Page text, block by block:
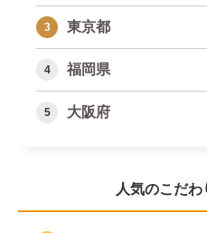
東京都
福岡県
大阪府
人気のこだ